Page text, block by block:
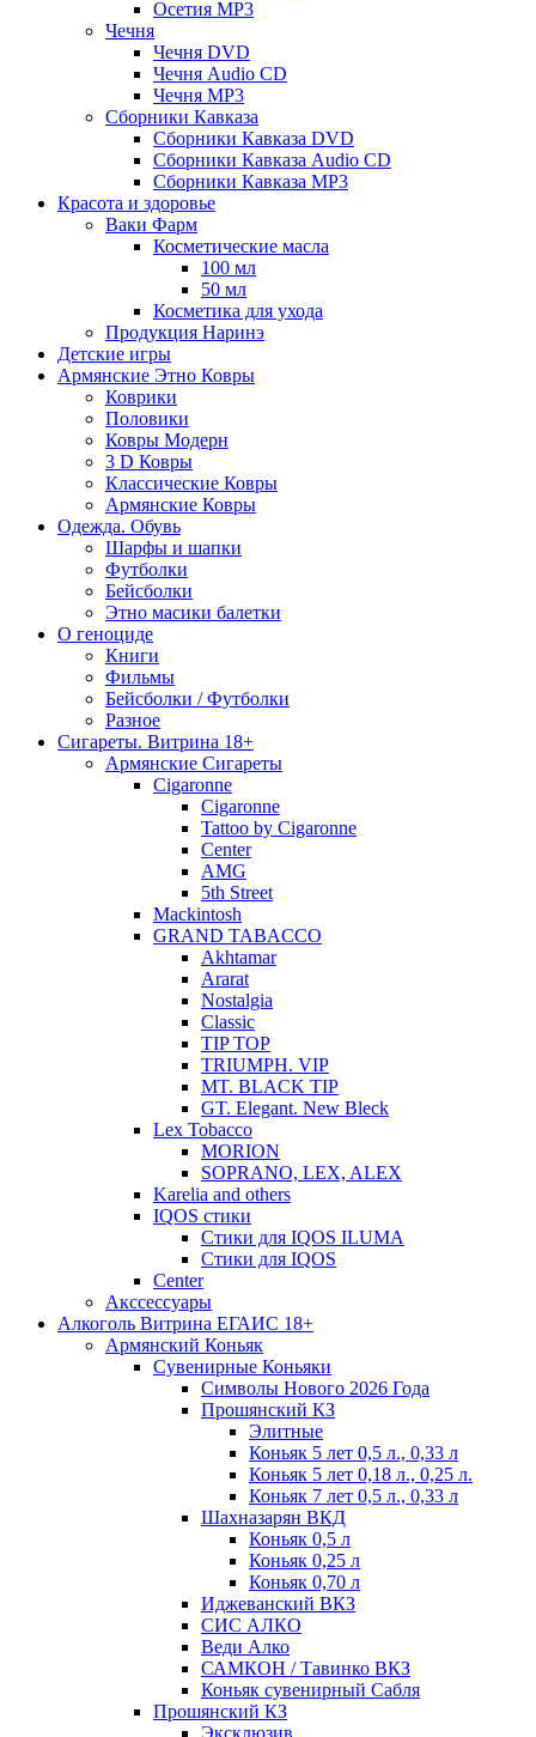
Осетия MP3
Чечня
Чечня DVD
Чечня Audio CD
Чечня MP3
Сборники Кавказа
Сборники Кавказа DVD
Сборники Кавказа Audio CD
Сборники Кавказа MP3
Красота и здоровье
Ваки Фарм
Косметические масла
100 мл
50 мл
Косметика для ухода
Продукция Наринэ
Детские игры
Армянские Этно Ковры
Коврики
Половики
Ковры Модерн
3 D Ковры
Классические Ковры
Армянские Ковры
Одежда. Обувь
Шарфы и шапки
Футболки
Бейсболки
Этно масики балетки
О геноциде
Книги
Фильмы
Бейсболки / Футболки
Разное
Сигареты. Витрина 18+
Армянские Сигареты
Cigaronne
Cigaronne
Tattoo by Cigaronne
Center
AMG
5th Street
Mackintosh
GRAND TABACCO
Akhtamar
Ararat
Nostalgia
Classic
TIP TOP
TRIUMPH. VIP
MT. BLACK TIP
GT. Elegant. New Bleck
Lex Tobacco
MORION
SOPRANO, LEX, ALEX
Karelia and others
IQOS стики
Стики для IQOS ILUMA
Стики для IQOS
Сenter
Акссессуары
Алкоголь Витрина ЕГАИС 18+
Армянский Коньяк
Сувенирные Коньяки
Символы Нового 2026 Года
Прошянский КЗ
Элитные
Коньяк 5 лет 0,5 л., 0,33 л
Коньяк 5 лет 0,18 л., 0,25 л.
Коньяк 7 лет 0,5 л., 0,33 л
Шахназарян ВКД
Коньяк 0,5 л
Коньяк 0,25 л
Коньяк 0,70 л
Иджеванский ВКЗ
СИС АЛКО
Веди Алко
САМКОН / Тавинко ВКЗ
Коньяк сувенирный Сабля
Прошянский КЗ
Эксклюзив